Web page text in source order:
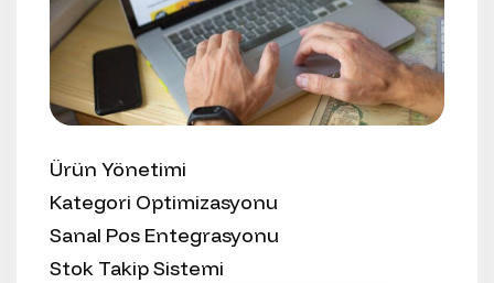
Ürün Yönetimi
Kategori Optimizasyonu
Sanal Pos Entegrasyonu
Stok Takip Sistemi